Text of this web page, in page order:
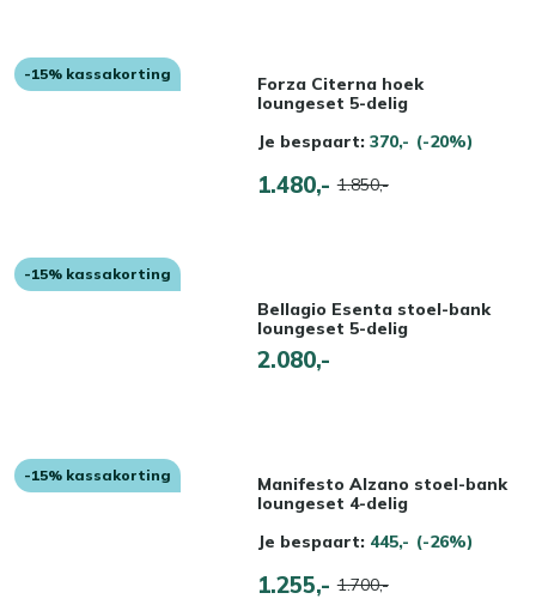
-15% kassakorting
Forza Citerna hoek
loungeset 5-delig
Je bespaart: 370,- (-20%)
1.480,- 1.850,-
-15% kassakorting
Bellagio Esenta stoel-bank
loungeset 5-delig
2.080,-
-15% kassakorting
Manifesto Alzano stoel-bank
loungeset 4-delig
Je bespaart: 445,- (-26%)
1.255,- 1.700,-